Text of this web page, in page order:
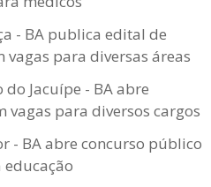
- BA publica edital de
vagas para diversas áreas
Jacuípe - BA abre
vagas para diversos cargos
- BA abre concurso público